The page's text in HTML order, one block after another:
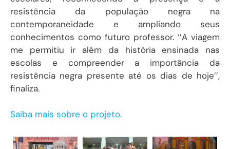
resistência da população negra na
contemporaneidade e ampliando seus
conhecimentos como futuro professor. ‘’A viagem
me permitiu ir além da história ensinada nas
escolas e compreender a importância da
resistência negra presente até os dias de hoje’’,
finaliza.
Saiba mais sobre o projeto.